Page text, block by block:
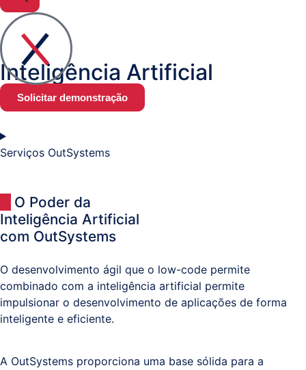
MuleSoft
Gestão
Documental
Business
Resolução
Alternativa
de
Registo
Predial,
Comercial
Inteligência Artificial
Solicitar demonstração
Serviços OutSystems
O Poder da
Inteligência Artificial
com OutSystems
O desenvolvimento ágil que o low-code permite
combinado com a inteligência artificial permite
impulsionar o desenvolvimento de aplicações de forma
inteligente e eficiente.
A OutSystems proporciona uma base sólida para a